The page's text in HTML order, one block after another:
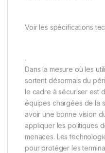
Voir les spécifications
.
Dans la mesure où les
sortent désormais du
le cadre à sécuriser est
équipes chargées de la
avoir une bonne vision
appliquer les politiques
menaces. Les
pour protéger les